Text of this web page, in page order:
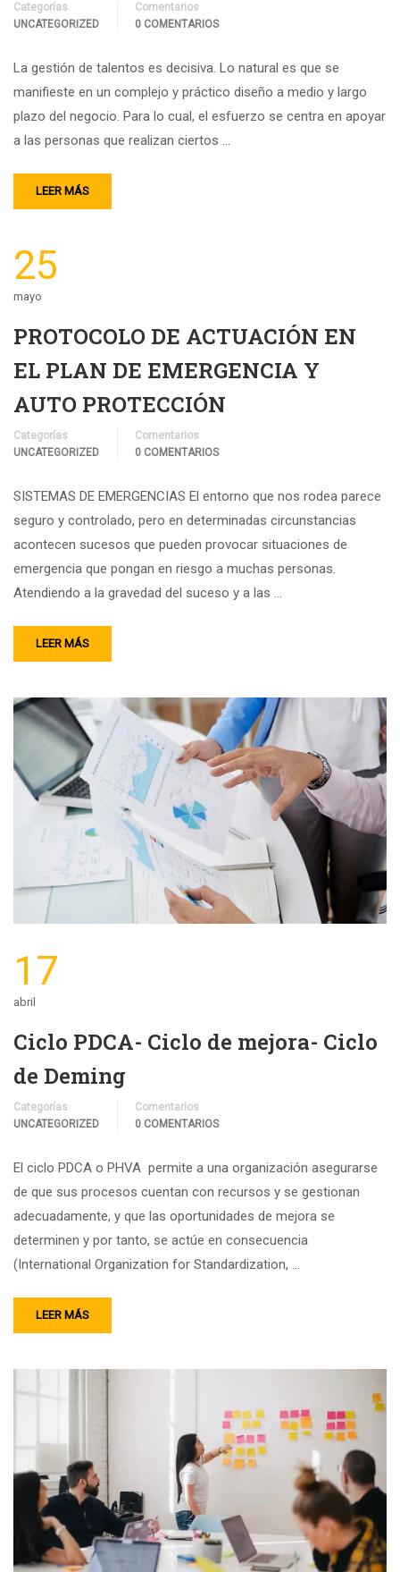
Categorías
UNCATEGORIZED
Comentarios
0 COMENTARIOS
La gestión de talentos es decisiva. Lo natural es que se
manifieste en un complejo y práctico diseño a medio y largo
plazo del negocio. Para lo cual, el esfuerzo se centra en apoyar
a las personas que realizan ciertos …
LEER MÁS
25
mayo
PROTOCOLO DE ACTUACIÓN EN
EL PLAN DE EMERGENCIA Y
AUTO PROTECCIÓN
Categorías
UNCATEGORIZED
Comentarios
0 COMENTARIOS
SISTEMAS DE EMERGENCIAS El entorno que nos rodea parece
seguro y controlado, pero en determinadas circunstancias
acontecen sucesos que pueden provocar situaciones de
emergencia que pongan en riesgo a muchas personas.
Atendiendo a la gravedad del suceso y a las …
LEER MÁS
17
abril
Ciclo PDCA- Ciclo de mejora- Ciclo
de Deming
Categorías
UNCATEGORIZED
Comentarios
0 COMENTARIOS
El ciclo PDCA o PHVA permite a una organización asegurarse
de que sus procesos cuentan con recursos y se gestionan
adecuadamente, y que las oportunidades de mejora se
determinen y por tanto, se actúe en consecuencia
(International Organization for Standardization, …
LEER MÁS